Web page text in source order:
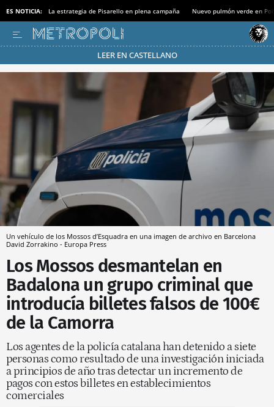
ES NOTICIA: La estrategia de Pisarello en plena campaña Nuevo pulmón verde en
LEER EN CASTELLANO
Pásate al MODO AHORRO
Un vehículo de los Mossos d’Esquadra en una imagen de archivo en Barcelona
David Zorrakino - Europa Press
Los Mossos desmantelan en
Badalona un grupo criminal que
introducía billetes falsos de 100€
de la Camorra
Los agentes de la policía catalana han detenido a siete
personas como resultado de una investigación iniciada
a principios de año tras detectar un incremento de
pagos con estos billetes en establecimientos
comerciales